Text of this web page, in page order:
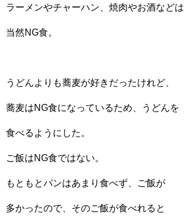
ラーメンやチャーハン、焼肉やお酒などは
当然NG食。
うどんよりも蕎麦が好きだったけれど、
蕎麦はNG食になっているため、うどんを
食べるようにした。
ご飯はNG食ではない。
もともとパンはあまり食べず、ご飯が
多かったので、そのご飯が食べれると